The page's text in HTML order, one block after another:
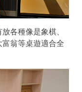
各種像是象棋、
翁等桌遊適合全